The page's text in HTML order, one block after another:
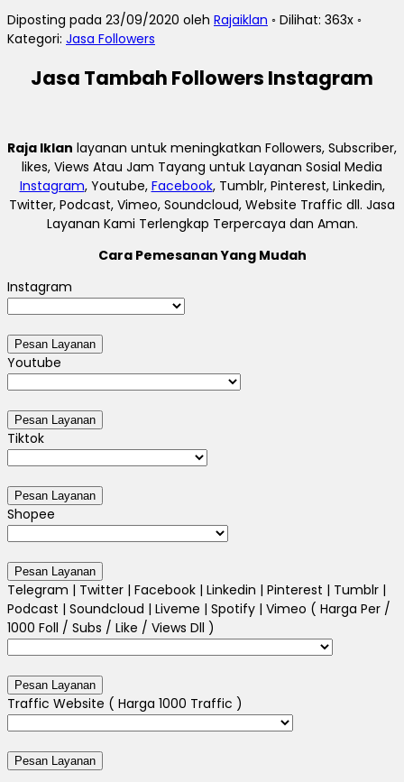
Diposting pada 23/09/2020 oleh Rajaiklan ◦ Dilihat: 363x ◦
Kategori: Jasa Followers
Jasa Tambah Followers Instagram
Raja Iklan layanan untuk meningkatkan Followers, Subscriber,
likes, Views Atau Jam Tayang untuk Layanan Sosial Media
Instagram, Youtube, Facebook, Tumblr, Pinterest, Linkedin,
Twitter, Podcast, Vimeo, Soundcloud, Website Traffic dll. Jasa
Layanan Kami Terlengkap Terpercaya dan Aman.
Cara Pemesanan Yang Mudah
Instagram
Youtube
Tiktok
Shopee
Telegram | Twitter | Facebook | Linkedin | Pinterest | Tumblr |
Podcast | Soundcloud | Liveme | Spotify | Vimeo ( Harga Per /
1000 Foll / Subs / Like / Views Dll )
Traffic Website ( Harga 1000 Traffic )